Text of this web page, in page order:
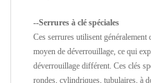
--Serrures à clé spéciales
Ces serrures utilisent
moyen de déverrouillage, ce qui
déverrouillage différent. Ces clés
rondes, cylindriques, tubulaires, à